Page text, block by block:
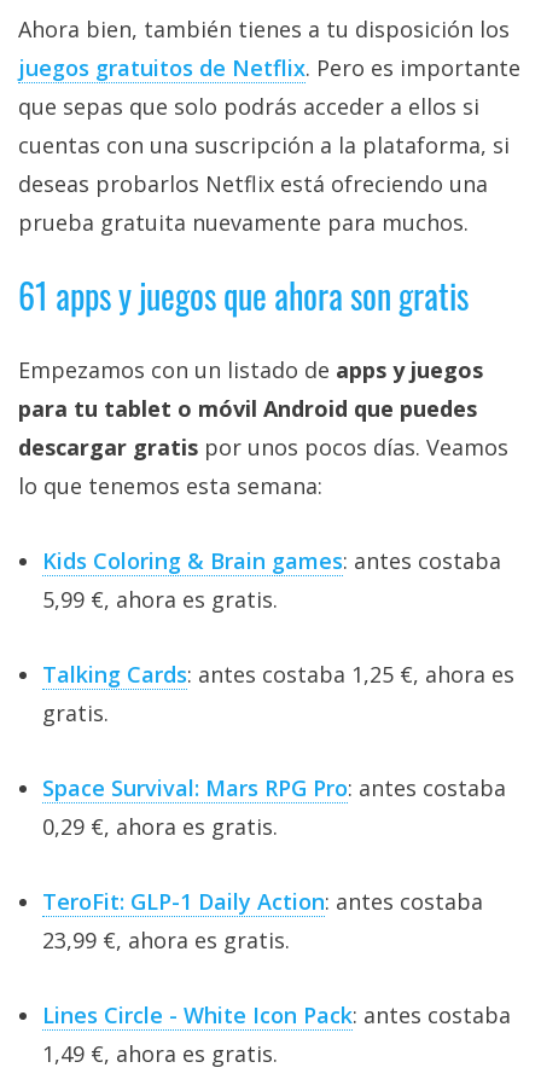
Ahora bien, también tienes a tu disposición los
juegos gratuitos de Netflix‎. Pero es importante
que sepas que solo podrás acceder a ellos si
cuentas con una suscripción a la plataforma, si
deseas probarlos Netflix está ofreciendo una
prueba gratuita nuevamente para muchos.
61 apps y juegos que ahora son gratis
Empezamos con un listado de apps y juegos
para tu tablet o móvil Android que puedes
descargar gratis por unos pocos días. Veamos
lo que tenemos esta semana:
Kids Coloring & Brain games: antes costaba
5,99 €, ahora es gratis.
Talking Cards: antes costaba 1,25 €, ahora es
gratis.
Space Survival: Mars RPG Pro: antes costaba
0,29 €, ahora es gratis.
TeroFit: GLP-1 Daily Action: antes costaba
23,99 €, ahora es gratis.
Lines Circle - White Icon Pack: antes costaba
1,49 €, ahora es gratis.